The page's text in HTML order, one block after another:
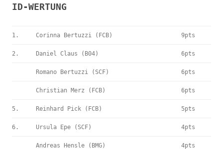
ID-WERTUNG
1. Corinna Bertuzzi (FCB) 9pts
2. Daniel Claus (B04) 6pts
Romano Bertuzzi (SCF) 6pts
Christian Merz (FCB) 6pts
5. Reinhard Pick (FCB) 5pts
6. Ursula Epe (SCF) 4pts
Andreas Hensle (BMG) 4pts